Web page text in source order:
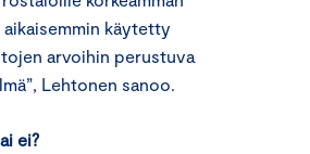
käytetty
arvoihin perustuva
Lehtonen sanoo.
ei?